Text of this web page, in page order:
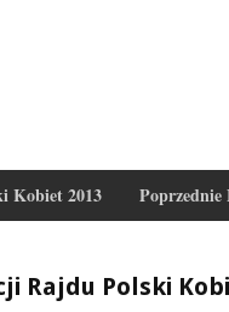
Kobiet 2013 Poprzednie
Rajdu Polski